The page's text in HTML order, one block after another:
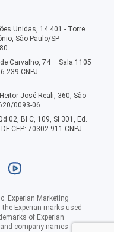
Unidas, 14.401 - Torre
São Paulo/SP -
Carvalho, 74 – Sala 1105
239 CNPJ
José Reali, 360, São
0093-06
02, Bl C, 109, Sl 301, Ed.
CEP: 70302-911 CNPJ
Experian Marketing
Experian marks used
of Experian
company names